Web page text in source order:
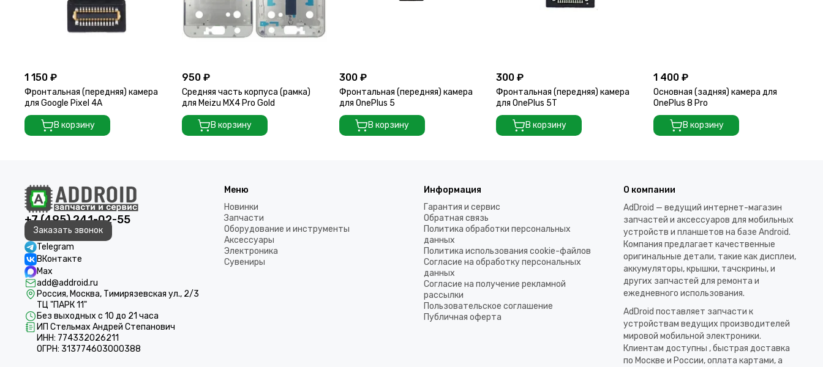
1 150 ₽
Фронтальная (передняя) камера
для Google Pixel 4A
В корзину
950 ₽
Средняя часть корпуса (рамка)
для Meizu MX4 Pro Gold
В корзину
300 ₽
Фронтальная (передняя) камера
для OnePlus 5
В корзину
300 ₽
Фронтальная (передняя) камера
для OnePlus 5T
В корзину
1 400 ₽
Основная (задняя) камера для
OnePlus 8 Pro
В корзину
+7 (495) 241-02-55
Заказать звонок
Telegram
ВКонтакте
Max
add@addroid.ru
Россия, Москва, Тимирязевская ул., 2/3
ТЦ "ПАРК 11"
Без выходных с 10 до 21 часа
ИП Стельмах Андрей Степанович
ИНН: 774332026211
ОГРН: 313774603000388
Меню
Новинки
Запчасти
Оборудование и инструменты
Аксессуары
Электроника
Сувениры
Информация
Гарантия и сервис
Обратная связь
Политика обработки персональных
данных
Политика использования cookie-файлов
Согласие на обработку персональных
данных
Согласие на получение рекламной
рассылки
Пользовательское соглашение
Публичная оферта
О компании
AdDroid — ведущий интернет-магазин
запчастей и аксессуаров для мобильных
устройств и планшетов на базе Android.
Компания предлагает качественные
оригинальные детали, такие как дисплеи,
аккумуляторы, крышки, тачскрины, и
других запчастей для ремонта и
ежедневного использования.​
AdDroid поставляет запчасти к
устройствам ведущих производителей
мировой мобильной электроники.
Клиентам доступны , быстрая доставка
по Москве и России, оплата картами, а